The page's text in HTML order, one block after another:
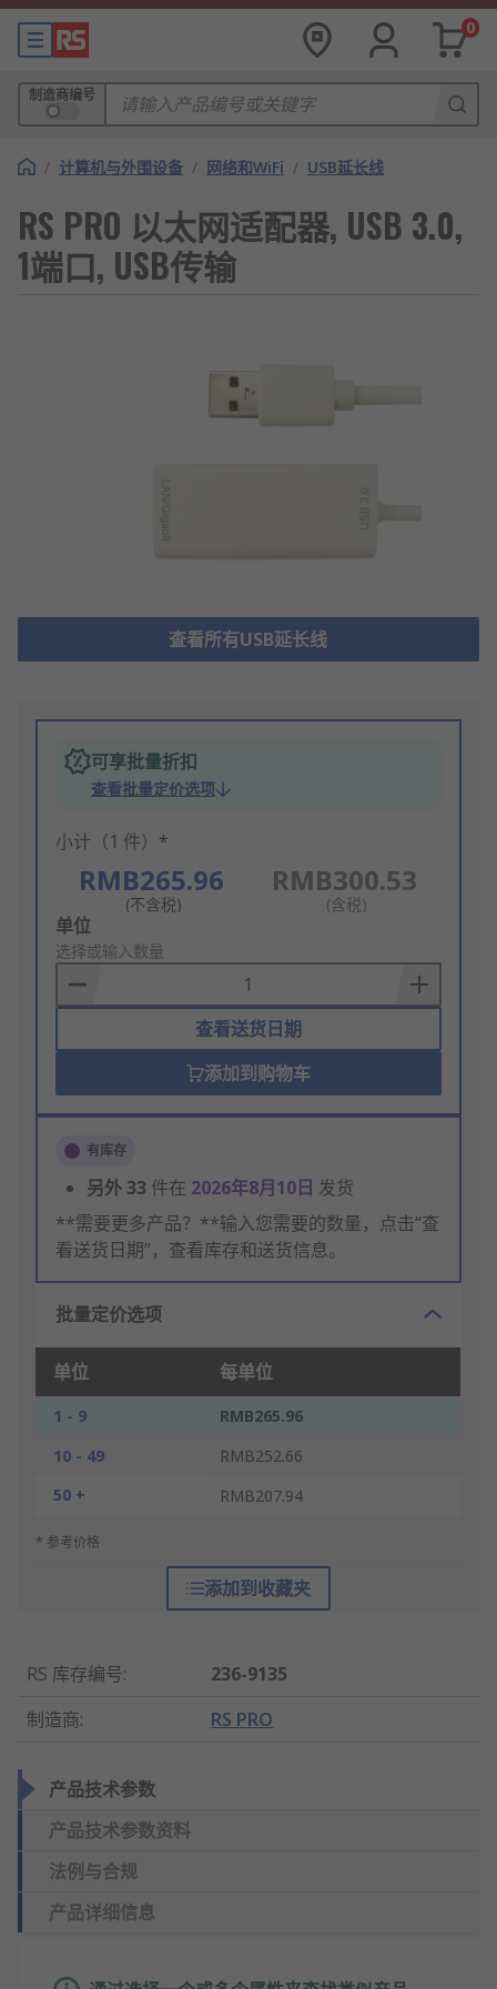
0
制造商编号
/ 计算机与外围设备 / 网络和WiFi / USB延长线
RS PRO 以太网适配器, USB 3.0,
1端口, USB传输
查看所有USB延长线
可享批量折扣
查看批量定价选项
小计（1 件）*
RMB265.96
(不含税)
RMB300.53
(含税)
Add
to
Basket
单位
选择或输入数量
查看送货日期
添加到购物车
有库存
另外33 件在 2026年8月10日 发货
**需要更多产品？**输入您需要的数量，点击“查
看送货日期”，查看库存和送货信息。
批量定价选项
单位 每单位
1 - 9
RMB265.96
10 - 49
RMB252.66
50 +
RMB207.94
* 参考价格
添加到收藏夹
RS 库存编号:
236-9135
制造商: RS PRO
产品技术参数
产品技术参数资料
法例与合规
产品详细信息